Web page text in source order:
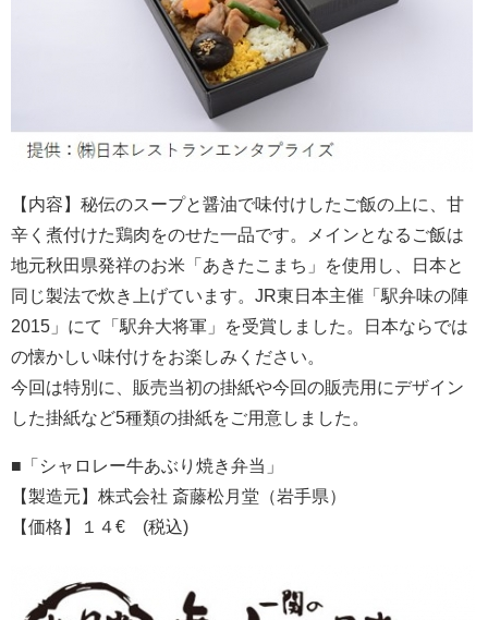
【内容】秘伝のスープと醤油で味付けしたご飯の上に、甘
辛く煮付けた鶏肉をのせた一品です。メインとなるご飯は
地元秋田県発祥のお米「あきたこまち」を使用し、日本と
同じ製法で炊き上げています。JR東日本主催「駅弁味の陣
2015」にて「駅弁大将軍」を受賞しました。日本ならでは
の懐かしい味付けをお楽しみください。
今回は特別に、販売当初の掛紙や今回の販売用にデザイン
した掛紙など5種類の掛紙をご用意しました。
■「シャロレー牛あぶり焼き弁当」
【製造元】株式会社 斎藤松月堂（岩手県）
【価格】１４€ (税込)